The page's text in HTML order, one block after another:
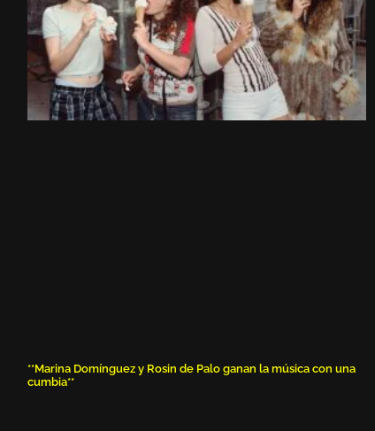
**Marina Domínguez y Rosin de Palo ganan la música con una
cumbia**